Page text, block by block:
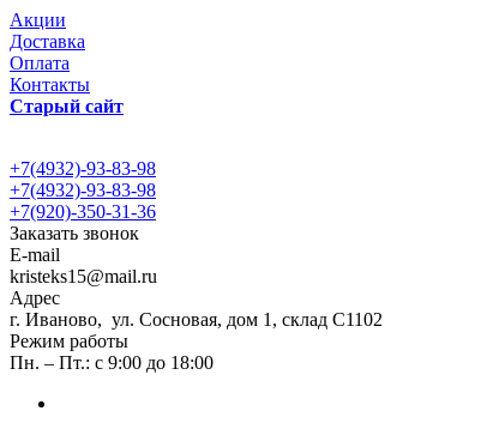
Акции
Доставка
Оплата
Контакты
Старый сайт
+7(4932)-93-83-98
+7(4932)-93-83-98
+7(920)-350-31-36
Заказать звонок
E-mail
kristeks15@mail.ru
Адрес
г. Иваново, ул. Сосновая, дом 1, склад С1102
Режим работы
Пн. – Пт.: с 9:00 до 18:00